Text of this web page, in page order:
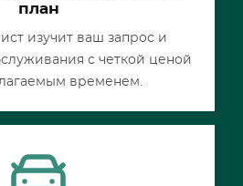
план
изучит ваш запрос и
с четкой ценой
временем.